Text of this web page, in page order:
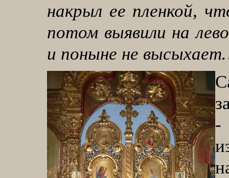
накрыл ее пленкой,
потом выявили на
и поныне не
-